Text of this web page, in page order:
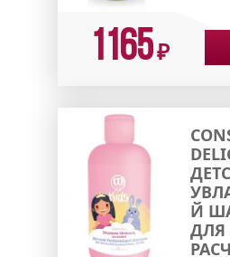
1165₽
Й
ДЛЯ